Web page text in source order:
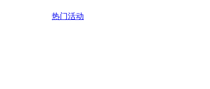
热门活动